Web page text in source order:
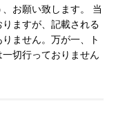
お願い致します。 当
ますが、記載される
ません。万が一、ト
切行っておりません